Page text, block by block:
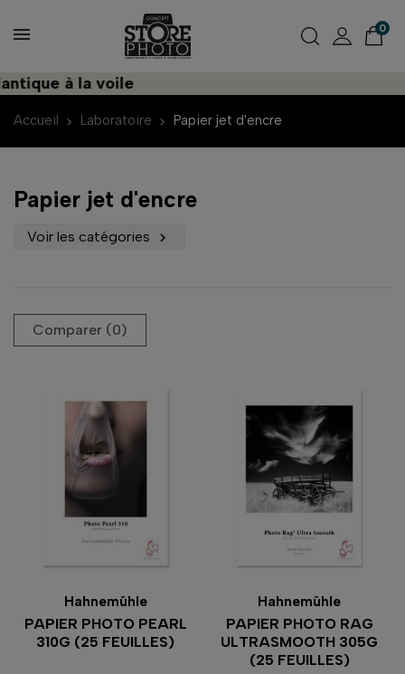
0
à la voile
Accueil Laboratoire Papier jet d'encre
Papier jet d'encre
Voir les catégories 
Comparer (0)‎
Hahnemühle
PAPIER PHOTO PEARL
310G (25 FEUILLES)
Hahnemühle
PAPIER PHOTO RAG
ULTRASMOOTH 305G
(25 FEUILLES)